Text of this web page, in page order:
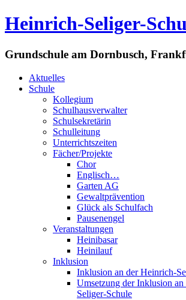
Heinrich-Seliger-
Grundschule am Dornbusch,
Aktuelles
Schule
Kollegium
Schulhausverwalter
Schulsekretärin
Schulleitung
Unterrichtszeiten
Fächer/Projekte
Chor
Englisch…
Garten AG
Gewaltprävention
Glück als Schulfach
Pausenengel
Veranstaltungen
Heinibasar
Heinilauf
Inklusion
Inklusion an der Heinrich-
Umsetzung der Inklusion
Seliger-Schule